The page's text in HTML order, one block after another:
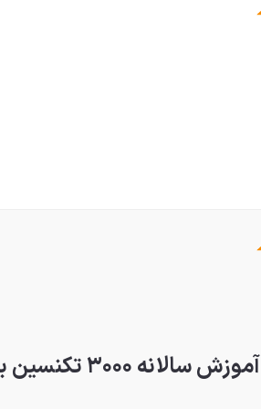
آموزش سالانه ۳۰۰۰ تکنسین برای ارتقای خدمات پس از فروش مدیران خودرو